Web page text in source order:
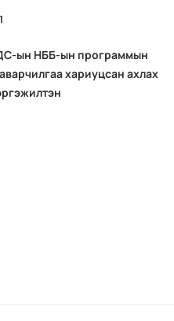
ын НББ-ын программын
хариуцсан ахлах